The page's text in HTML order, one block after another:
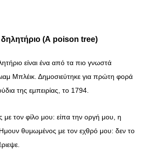
(A poison tree)
είναι ένα από τα πιο γνωστά
Μπλέικ. Δημοσιεύτηκε για πρώτη φορά
της εμπειρίας, το 1794.
τον φίλο μου: είπα την οργή μου, η
θυμωμένος με τον εχθρό μου: δεν το